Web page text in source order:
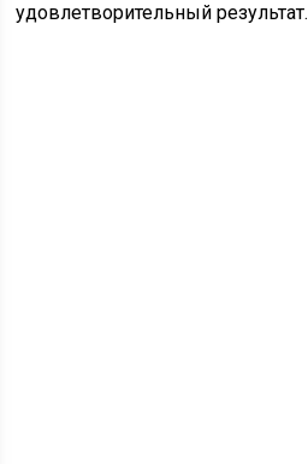
удовлетворительный результат.